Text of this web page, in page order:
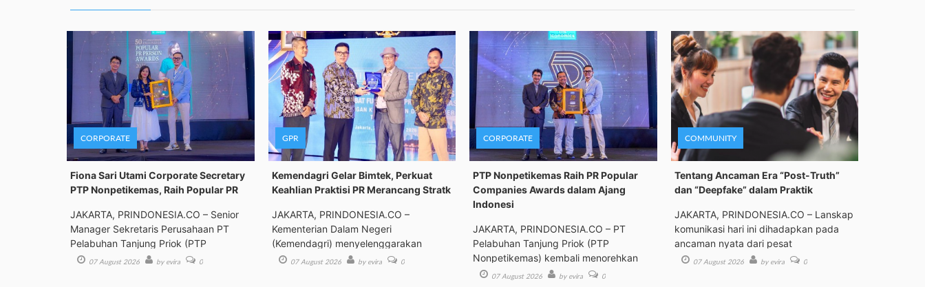
CORPORATE
Fiona Sari Utami Corporate Secretary
PTP Nonpetikemas, Raih Popular PR
JAKARTA, PRINDONESIA.CO – Senior
Manager Sekretaris Perusahaan PT
Pelabuhan Tanjung Priok (PTP
07 August 2026 by evira 0
GPR
Kemendagri Gelar Bimtek, Perkuat
Keahlian Praktisi PR Merancang Stratk
JAKARTA, PRINDONESIA.CO –
Kementerian Dalam Negeri
(Kemendagri) menyelenggarakan
Bimbingan Tek
07 August 2026 by evira 0
CORPORATE
PTP Nonpetikemas Raih PR Popular
Companies Awards dalam Ajang
Indonesi
JAKARTA, PRINDONESIA.CO – PT
Pelabuhan Tanjung Priok (PTP
Nonpetikemas) kembali menorehkan
pre 07 August 2026 by evira 0
COMMUNITY
Tentang Ancaman Era “Post-Truth”
dan “Deepfake” dalam Praktik
JAKARTA, PRINDONESIA.CO – Lanskap
komunikasi hari ini dihadapkan pada
ancaman nyata dari pesat
07 August 2026 by evira 0